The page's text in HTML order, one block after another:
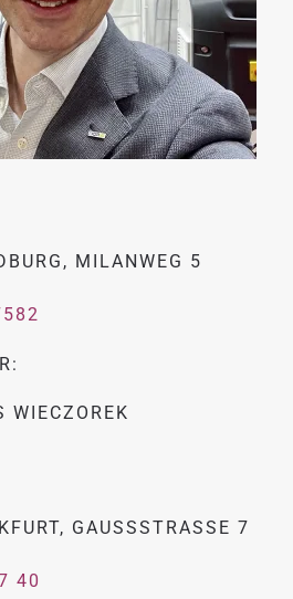
MILANWEG 5
WIECZOREK
GAUSSSTRASSE 7
40